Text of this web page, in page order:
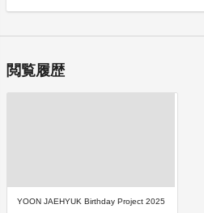
閲覧履歴
YOON JAEHYUK Birthday Project 2025